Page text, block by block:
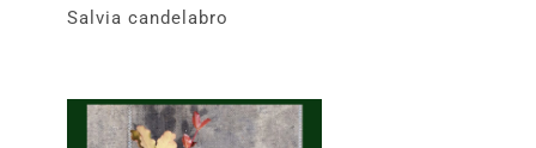
Salvia candelabro